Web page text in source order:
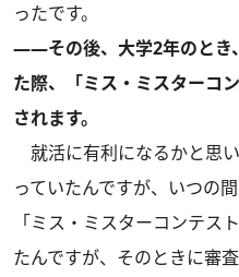
ったです。
――その後、大学2年のとき
た際、「ミス・ミスターコ
されます。
就活に有利になるかと思
っていたんですが、いつの
「ミス・ミスターコンテス
たんですが、そのときに審